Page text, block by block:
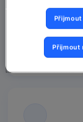
Money Bank,
a MONETA
může také
opatrovník
Přijmout